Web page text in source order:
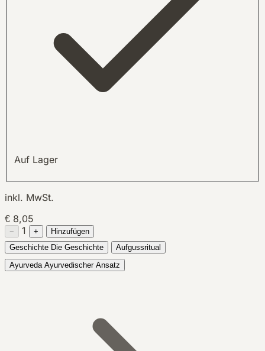
Auf Lager
inkl. MwSt.
€ 8,05
− 1 +
Hinzufügen
Geschichte Die Geschichte
Aufgussritual
Ayurveda Ayurvedischer Ansatz